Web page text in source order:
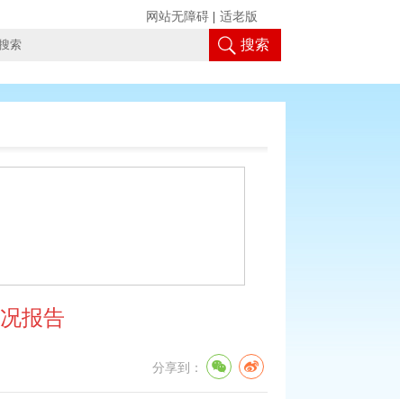
搜索
网站无障碍 适老版
报告
分享到：